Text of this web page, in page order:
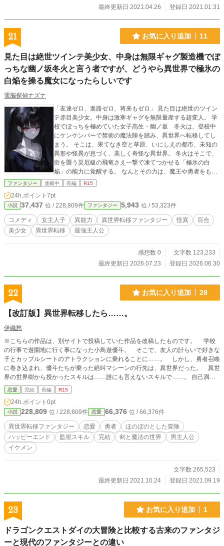
最終更新日 2021.04.26
登録日 2021.01.31
21 お気に入り追加 11
見た目は絶世ツインテ美少女、中身は無限ギャグ製造機でぼ
っちな幽ノ坂冬火と言う者ですが、どうやら異世界で極氷の
白焔を操る魔女になったらしいです
電脳探偵ナズナ
「友達ゼロ、進路ゼロ、将来もゼロ」 見た目は絶世のツイン
テ赤目美少女。中身は激寒ギャグを無限量産する超変人。 学
校でぼっちを極めていた女子高生・幽ノ坂 冬火は、登校中
にケンケンパーで禁術の魔法陣を踏み、異世界へ転移してし
まう。 そこは、果てなき空と草原、いにしえの都市、未知の
異形や怪異が息づく、美しく奇怪な異世界。 冬火はそこで、
街を襲う災厄級の飛竜さえ一撃で凍てつかせる「極氷の白
焔」の能力に覚醒する。 なんとその力は、魔王や勇者をもし
のぐ、「魔女と言う存在の力」だったのだ。 彼女の能力に気
し当の本人は、草原を駆け回り、意味不明なギャグを連発し
ながら、心優しい美少女ラシやパーティーのみんなと自由気
ままな異世界生活を全力で満喫していた。 これは、不器用な
一人の少女が、初めて本当の居場所と大切な仲間を見つけて
いく、吐く程笑えて、泣く程熱い、異世界ファンタジー。 冬
える。誰もその本当の熱さを知らぬまま……
ファンタジー 連載中 長編 R15
24h.ポイント 7pt
小説 37,437 位 / 228,809件 ファンタジー 5,943 位 / 53,323件
コメディ 女主人子 異能力 異世界転移ファンタジー 怪異
百合
美少女
異世界転移 最強主人公
感想数 0
文字数 123,233
最終更新日 2026.07.23
登録日 2026.06.30
22 お気に入り追加 28
【改訂版】異世界転移したら……。
伊織愁
※こちらの作品は、別サイトで投稿していた作品を改稿したものです。 学校
の行事で遊園地に行く事になった小鳥遊優斗。 そこで、友人の計らいで好きな
子とカップルシートのアトラクションに乗れることに……。 しかし、勇者召喚
に巻き込まれ、優斗たちが乗った絶叫マシーンの行先は、異世界だった。 異世
界の世界樹から授かったスキルは……誰にも言えないスキルで……。 自己満足
な作品ですが、気に入って頂ければ幸いです。
恋愛 完結 長編 R15
24h.ポイント 0pt
小説 228,809 位 / 228,809件 恋愛 66,376 位 / 66,376件
異世界転移ファンタジー 恋愛 勇者
ほのぼのとした冒険
ハッピーエンド
監視スキル 完結 剣と魔法の世界
男主人公
イケメン
文字数 265,523
最終更新日 2021.10.24
登録日 2021.09.19
23 お気に入り追加 1
ドラゴンクエストダイの大冒険と比較する古来のファンタジ
ーと現代のファンタジーとの違い